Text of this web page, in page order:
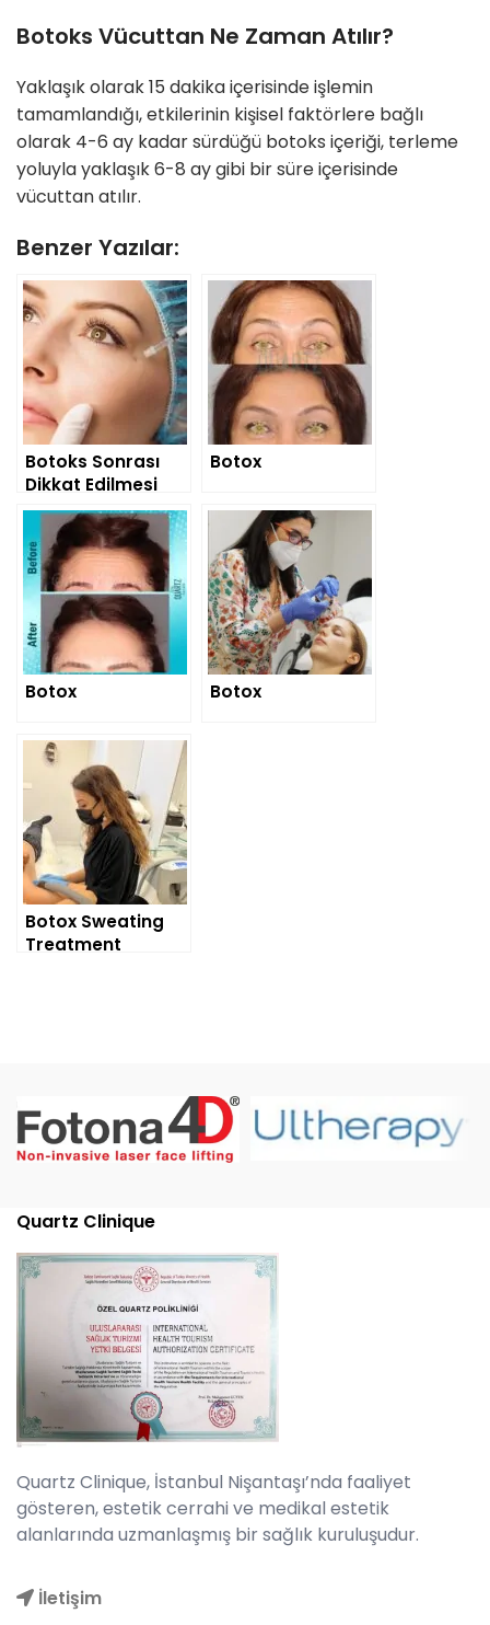
Botoks Vücuttan Ne Zaman Atılır?
Yaklaşık olarak 15 dakika içerisinde işlemin
tamamlandığı, etkilerinin kişisel faktörlere bağlı
olarak 4-6 ay kadar sürdüğü botoks içeriği, terleme
yoluyla yaklaşık 6-8 ay gibi bir süre içerisinde
vücuttan atılır.
Benzer Yazılar:
Botoks Sonrası
Dikkat Edilmesi
Gereken 10 Şey
Botox
Botox Botox
Botox Sweating
Treatment
Quartz Clinique
Quartz Clinique, İstanbul Nişantaşı’nda faaliyet
gösteren, estetik cerrahi ve medikal estetik
alanlarında uzmanlaşmış bir sağlık kuruluşudur.
İletişim